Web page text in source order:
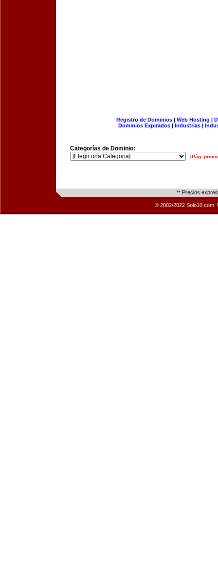
Registro de Dominios| Web Hosting |
Dominios Expirados | Industrias |
Categorías de Dominio:
[Pág.
** Precios
© 2002/2022 Solo10.com